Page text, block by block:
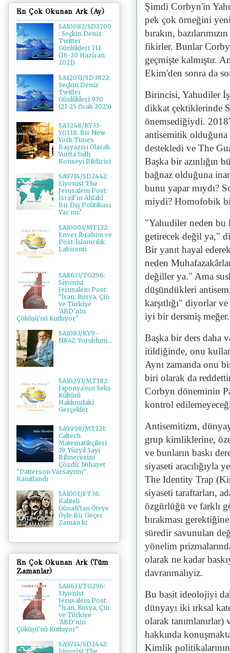
Şimdi Corbyn'in
pek çok örneğini
bırakın,
fikirler. Bunlar
geçmişte kalmıştır.
Ekim'den sonra da
Birincisi, Yahudiler
dikkat çektiklerinde
önemsediğiydi.
antisemitik olduğuna
destekledi ve The
Başka bir azınlığın
bağnaz olduğuna
bunu yapar mıydı?
miydi? Homofobik
"Yahudiler neden
getirecek değil ya,"
Bir yanıt hayal
neden
değiller ya." Ama
düşündükleri
karşıtlığı" diyorlar
iyi bir dersmiş meğer.
Başka bir ders daha
itildiğinde, onu
Aynı zamanda onu
biri olarak da
Corbyn döneminin
kontrol
Antisemitizm,
grup kimliklerine,
ve bunların baskı
siyaseti aracılığıyla
The Identity Trap
siyaseti taraftarları,
özgürlüğü ve farklı
bırakması
süredir savunulan
yönelim
olarak ne kadar
davranmalıyız.
Bu basit ideolojiyi
dünyayı iki ırksal
olarak
hakkında
Kimlik politikalarının
En Çok Okunan Ark (Ay)
SA10082/SD2700
: Seçkin Deniz
Twitter
Günlükleri 711
(16-20 Haziran
2021)
SA12031/SD3822:
Seçkin Deniz
Twitter
Günlükleri 970
(21-25 Ocak 2025)
SA3248/KY33-
YO118: Bir New
York Times
Başyazısı Olarak
Yurtta Sulh
Konseyi Bildirisi
SA9714/SD2442:
Siyonist The
Jerusalem Post:
İsrail'in Ahlakî
Bir Dış Politikası
Var mı?
SA10003/MT122:
Enver İbrahim ve
Post-İslamcılık
Labirenti
SA8633/TG296:
Siyonist
Jerusalem Post:
"İran, Rusya, Çin
ve Türkiye
'ABD’nin
Çöküşü'nü Kutluyor"
SA1083/KY9-
NK42: Yoruldum...
SA10293/MT182:
Japonya'nın Seks
Kültürü
Hakkındaki
Gerçekler
SA9998/MT121:
Caltech
Matematikçileri
19. Yüzyıl Sayı
Bilmecesini
Çözdü; Nihayet
"Patterson Varsayımı"
Kanıtlandı
SA1001/FT36:
Kaliteli
Günah’tan Öteye
Öyle Bir Geçer
Zaman ki
En Çok Okunan Ark (Tüm
Zamanlar)
SA8633/TG296:
Siyonist
Jerusalem Post:
"İran, Rusya, Çin
ve Türkiye
'ABD’nin
Çöküşü'nü Kutluyor"
SA9714/SD2442:
Siyonist The